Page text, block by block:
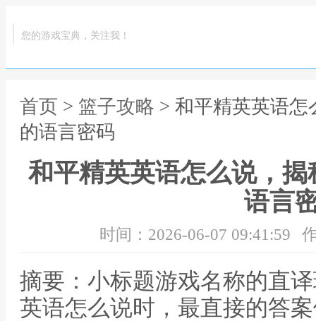
您的游戏宝典，关注我！
首页 > 篮子攻略 > 和平精英英语
的语言密码
和平精英英语怎么说，
语言
时间：2026-06-07 09:41:59
摘要：小标题游戏名称的直
英语怎么说时，最直接的答案